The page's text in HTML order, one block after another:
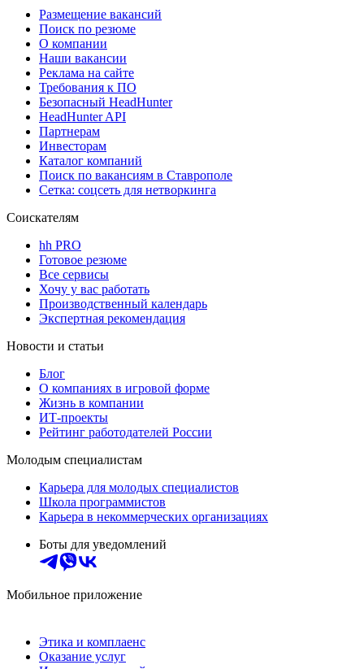
Размещение вакансий
Поиск по резюме
О компании
Наши вакансии
Реклама на сайте
Требования к ПО
Безопасный HeadHunter
HeadHunter API
Партнерам
Инвесторам
Каталог компаний
Поиск по вакансиям в Ставрополе
Сетка: соцсеть для нетворкинга
Соискателям
hh PRO
Готовое резюме
Все сервисы
Хочу у вас работать
Производственный календарь
Экспертная рекомендация
Новости и статьи
Блог
О компаниях в игровой форме
Жизнь в компании
ИТ-проекты
Рейтинг работодателей России
Молодым специалистам
Карьера для молодых специалистов
Школа программистов
Карьера в некоммерческих организациях
Боты для уведомлений
Мобильное приложение
Этика и комплаенс
Оказание услуг